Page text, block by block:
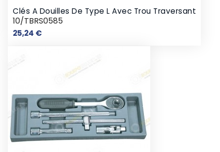
Clés A Douilles De Type L Avec Trou Traversant
10/TBRS0585
25,24 €Prix